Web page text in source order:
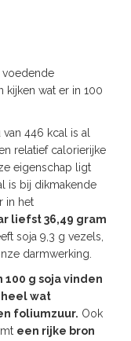
voedende
kijken wat er in 100
446 kcal is al
relatief calorierijke
eigenschap ligt
is bij dikmakende
in het
liefst 36,49 gram
soja 9,3 g vezels,
darmwerking.
100 g soja vinden
heel wat
foliumzuur. Ook
een rijke bron